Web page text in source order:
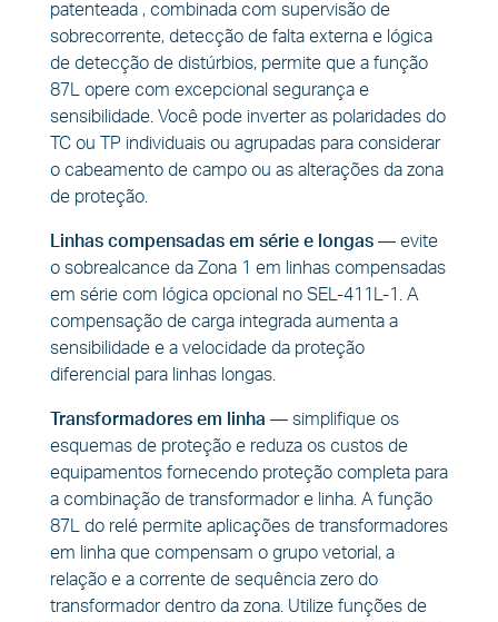
patenteada , combinada com supervisão de
sobrecorrente, detecção de falta externa e lógica
de detecção de distúrbios, permite que a função
87L opere com excepcional segurança e
sensibilidade. Você pode inverter as polaridades do
TC ou TP individuais ou agrupadas para considerar
o cabeamento de campo ou as alterações da zona
de proteção.
Linhas compensadas em série e longas — evite
o sobrealcance da Zona 1 em linhas compensadas
em série com lógica opcional no SEL-411L-1. A
compensação de carga integrada aumenta a
sensibilidade e a velocidade da proteção
diferencial para linhas longas.
Transformadores em linha — simplifique os
esquemas de proteção e reduza os custos de
equipamentos fornecendo proteção completa para
a combinação de transformador e linha. A função
87L do relé permite aplicações de transformadores
em linha que compensam o grupo vetorial, a
relação e a corrente de sequência zero do
transformador dentro da zona. Utilize funções de